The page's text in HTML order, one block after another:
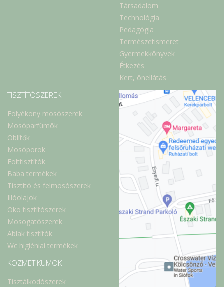
Társadalom
Technológia
Pedagógia
Természetismeret
Gyermekkönyvek
Étkezés
Kert, önellátás
TISZTÍTÓSZEREK
Folyékony mosószerek
Mosóparfümök
Öblítők
Mosóporok
Folttisztítók
Baba termékek
Tisztító és felmosószerek
Illóolajok
Öko tisztítószerek
Mosogatószerek
Ablak tisztítók
Wc higiéniai termékek
KOZMETIKUMOK
Tisztálkodószerek